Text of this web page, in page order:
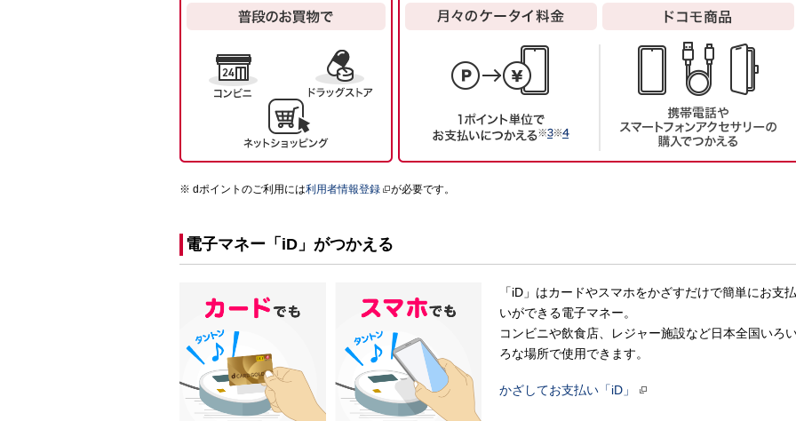
dポイントのご利用には利用者情報登録 が必要です。
電子マネー「iD」がつかえる
「iD」はカードやスマホをかざすだけで簡単にお支払
いができる電子マネー。
コンビニや飲食店、レジャー施設など日本全国いろ
ろな場所で使用できます。
かざしてお支払い「iD」